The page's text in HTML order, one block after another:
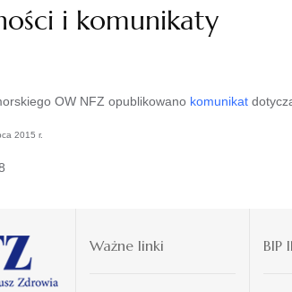
i komunikaty
OW NFZ opublikowano komunikat
2015 r.
Ważne linki BIP